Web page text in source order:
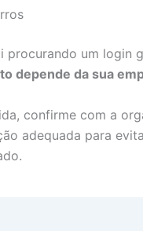
procurando um login
depende da sua
confirme com a
adequada para